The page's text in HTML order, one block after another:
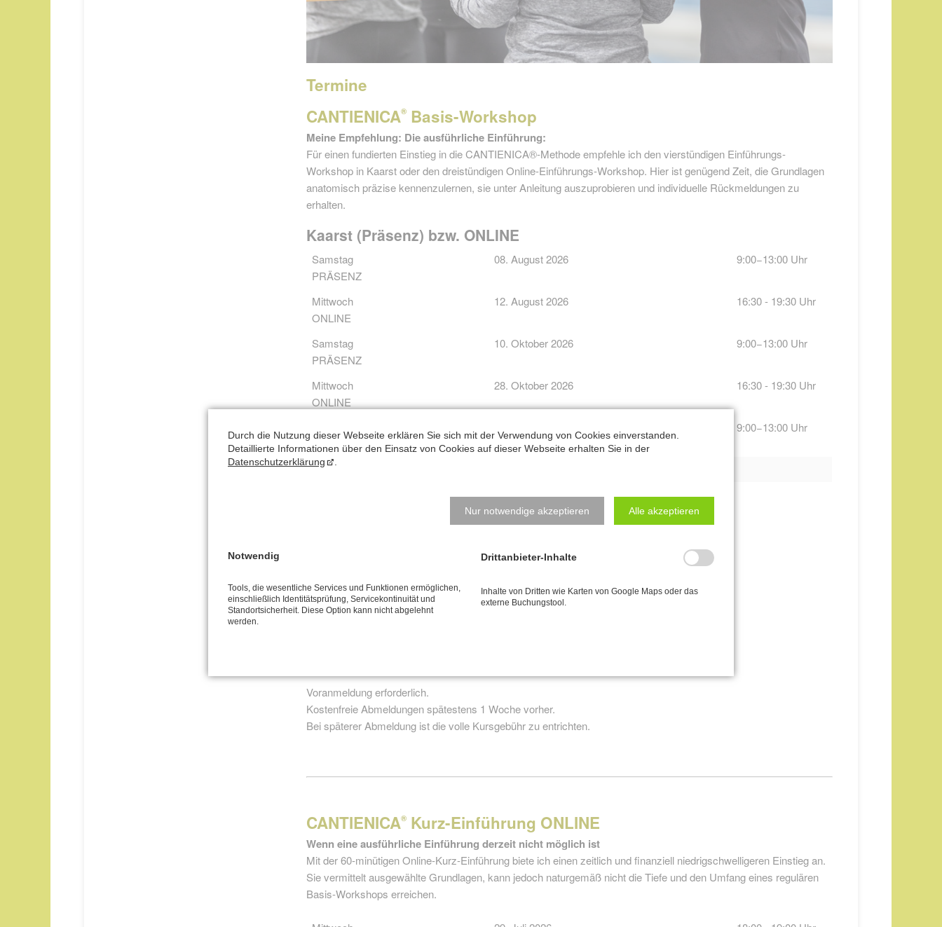
Termine
CANTIENICA® Basis-Workshop
Meine Empfehlung: Die ausführliche Einführung:
Für einen fundierten Einstieg in die CANTIENICA®-Methode empfehle ich den vierstündigen Einführungs-
Workshop in Kaarst oder den dreistündigen Online-Einführungs-Workshop. Hier ist genügend Zeit, die Grundlagen
anatomisch präzise kennenzulernen, sie unter Anleitung auszuprobieren und individuelle Rückmeldungen zu
erhalten.
Kaarst (Präsenz) bzw. ONLINE
Sollte keiner der Termine passen:
Samstag
PRÄSENZ
08. August 2026 9:00−13:00 Uhr
Mittwoch
ONLINE
12. August 2026 16:30 - 19:30 Uhr
Samstag
PRÄSENZ
10. Oktober 2026 9:00−13:00 Uhr
Mittwoch
ONLINE
28. Oktober 2026 16:30 - 19:30 Uhr
PRÄSENZ
9:00−13:00 Uhr
Online-Workshop: 99 €
Voranmeldung erforderlich.
Kostenfreie Abmeldungen spätestens 1 Woche vorher.
Bei späterer Abmeldung ist die volle Kursgebühr zu entrichten.
CANTIENICA® Kurz-Einführung ONLINE
Wenn eine ausführliche Einführung derzeit nicht möglich ist
Mit der 60-minütigen Online-Kurz-Einführung biete ich einen zeitlich und finanziell niedrigschwelligeren Einstieg an.
Sie vermittelt ausgewählte Grundlagen, kann jedoch naturgemäß nicht die Tiefe und den Umfang eines regulären
Basis-Workshops erreichen.
Durch die Nutzung dieser Webseite erklären Sie sich mit der Verwendung von Cookies einverstanden.
Detaillierte Informationen über den Einsatz von Cookies auf dieser Webseite erhalten Sie in der
Datenschutzerklärung
Nur notwendige akzeptieren Alle akzeptieren
Notwendig
Tools, die wesentliche Services und Funktionen ermöglichen,
einschließlich Identitätsprüfung, Servicekontinuität und
Standortsicherheit. Diese Option kann nicht abgelehnt
werden.
Drittanbieter-Inhalte
Inhalte von Dritten wie Karten von Google Maps oder das
externe Buchungstool.